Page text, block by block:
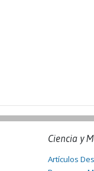
Ciencia y
Artículos